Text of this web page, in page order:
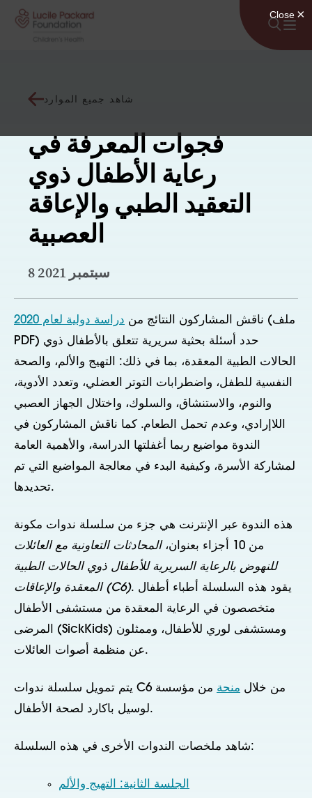
انتقل إلى المحتوى
شاهد جميع الموارد
فجوات المعرفة في
رعاية الأطفال ذوي
التعقيد الطبي والإعاقة
العصبية
8 سبتمبر 2021
ناقش المشاركون النتائج من دراسة دولية لعام 2020
(ملف
PDF) حدد أسئلة بحثية سريرية تتعلق بالأطفال ذوي
الحالات الطبية المعقدة، بما في ذلك: التهيج والألم، والصحة
النفسية للطفل، واضطرابات التوتر العضلي، وتعدد الأدوية،
والنوم، والاستنشاق، والسلوك، واختلال الجهاز العصبي
اللاإرادي، وعدم تحمل الطعام. كما ناقش المشاركون في
الندوة مواضيع ربما أغفلتها الدراسة، والأهمية العامة
لمشاركة الأسرة، وكيفية البدء في معالجة المواضيع التي تم
تحديدها.
هذه الندوة عبر الإنترنت هي جزء من سلسلة ندوات مكونة
من 10 أجزاء بعنوان،
المحادثات التعاونية مع العائلات
للنهوض بالرعاية السريرية للأطفال ذوي الحالات الطبية
المعقدة والإعاقات (C6). يقود هذه السلسلة أطباء أطفال
متخصصون في الرعاية المعقدة من مستشفى الأطفال
المرضى (SickKids) ومستشفى لوري للأطفال، وممثلون
عن منظمة أصوات العائلات.
يتم تمويل سلسلة ندوات C6 من خلال منحة من مؤسسة
لوسيل باكارد لصحة الأطفال.
شاهد ملخصات الندوات الأخرى في هذه السلسلة:
الجلسة الثانية: التهيج والألم